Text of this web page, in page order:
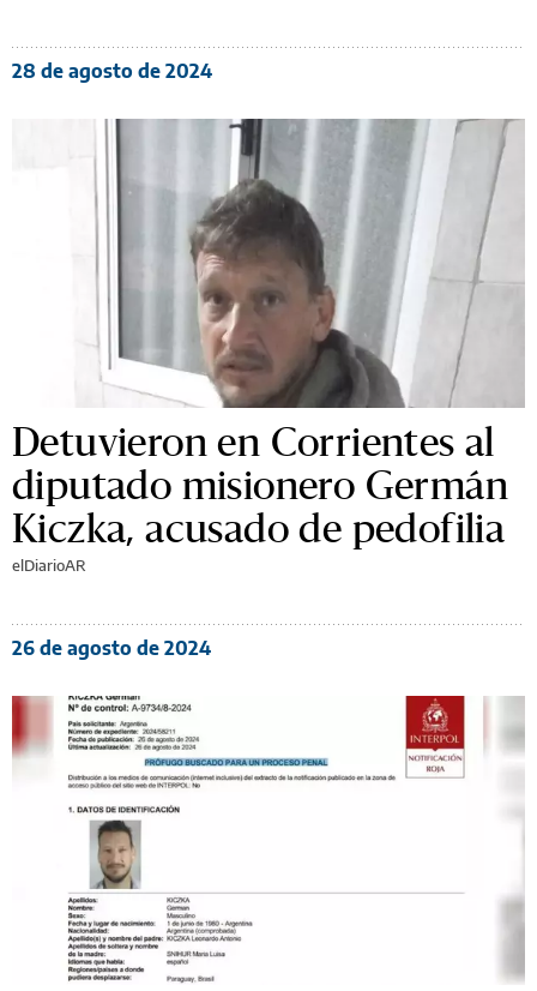
28 de agosto de 2024
Detuvieron en Corrientes al
diputado misionero Germán
Kiczka, acusado de pedofilia
elDiarioAR
26 de agosto de 2024